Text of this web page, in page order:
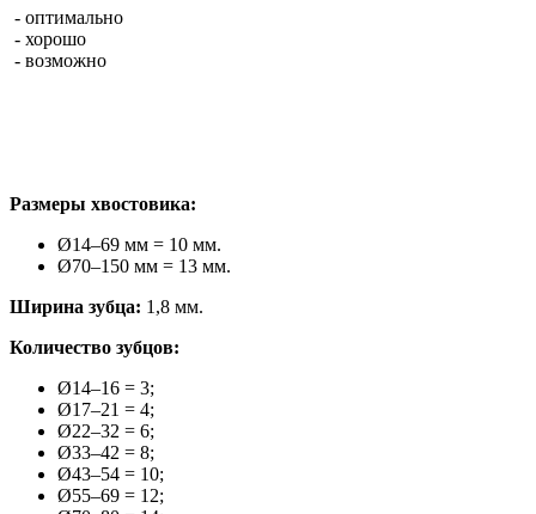
- оптимально
- хорошо
- возможно
Размеры хвостовика:
Ø14–69 мм = 10 мм.
Ø70–150 мм = 13 мм.
Ширина зубца: 1,8 мм.
Количество зубцов:
Ø14–16 = 3;
Ø17–21 = 4;
Ø22–32 = 6;
Ø33–42 = 8;
Ø43–54 = 10;
Ø55–69 = 12;